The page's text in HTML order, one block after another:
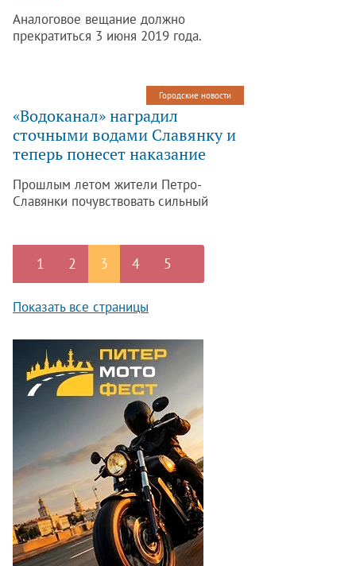
Аналоговое вещание должно
прекратиться 3 июня 2019 года.
Городские новости
«Водоканал» наградил
сточными водами Славянку и
теперь понесет наказание
Прошлым летом жители Петро-
Славянки почувствовать сильный
1 2 3 4 5
Показать все страницы